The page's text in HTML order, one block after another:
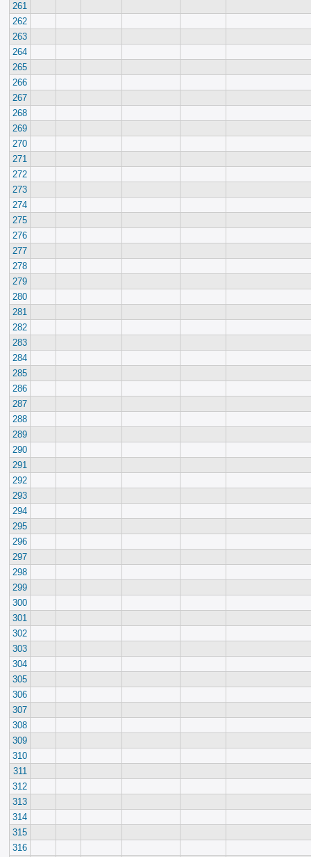
261
262
263
264
265
266
267
268
269
270
271
272
273
274
275
276
277
278
279
280
281
282
283
284
285
286
287
288
289
290
291
292
293
294
295
296
297
298
299
300
301
302
303
304
305
306
307
308
309
310
311
312
313
314
315
316